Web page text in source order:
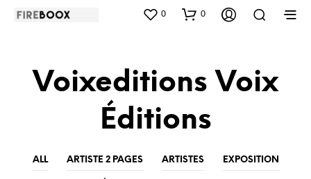
0 0
Voixeditions Voix
Éditions
ALL ARTISTE 2 PAGES ARTISTES EXPOSITION